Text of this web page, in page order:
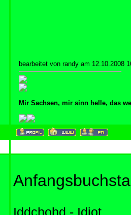
bearbeitet von randy am 12.10.2008
Mir Sachsen, mir sinn helle, das
Iddchohd - Idiot